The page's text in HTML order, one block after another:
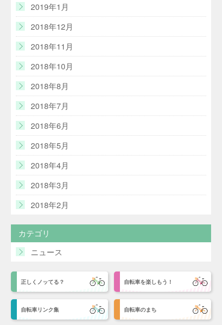
2019年1月
2018年12月
2018年11月
2018年10月
2018年8月
2018年7月
2018年6月
2018年5月
2018年4月
2018年3月
2018年2月
カテゴリ
ニュース
正しくノッてる？ 自転車を楽しもう！
自転車リンク集 自転車のまち